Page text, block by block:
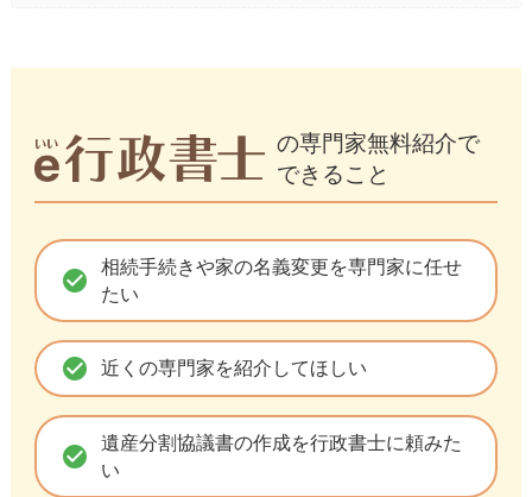
の専門家無料紹介で
できること
check_circle 相続手続きや家の名義変更を専門家に任せ
たい
check_circle 近くの専門家を紹介してほしい
check_circle 遺産分割協議書の作成を行政書士に頼みた
い